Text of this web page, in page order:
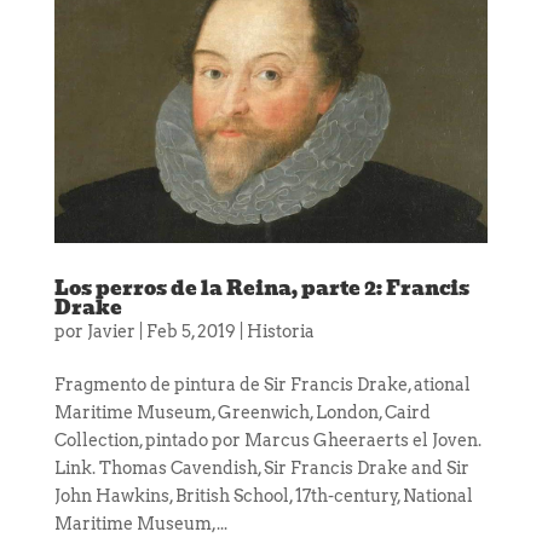
Los perros de la Reina, parte 2: Francis
Drake
por Javier Feb 5, 2019 Historia
Fragmento de pintura de Sir Francis Drake, ational
Maritime Museum, Greenwich, London, Caird
Collection, pintado por Marcus Gheeraerts el Joven.
Link. Thomas Cavendish, Sir Francis Drake and Sir
John Hawkins, British School, 17th-century, National
Maritime Museum,...